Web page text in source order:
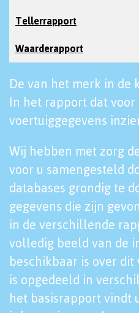
Tellerrapport
Waarderapport
De van het merk in de
In het rapport dat
voertuiggegevens
Wij hebben met zorg
voor u samengesteld
databases grondig te
gegevens die zijn
in de verschillende
volledig beeld van de
beschikbaar is over
is opgedeeld in
het basisrapport vindt